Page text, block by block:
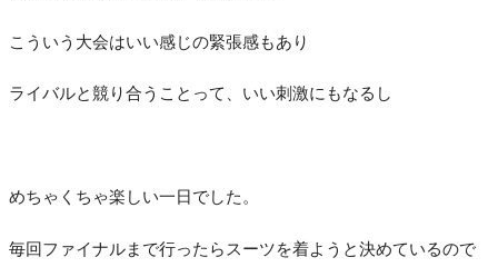
こういう大会はいい感じの緊張感もあり
ライバルと競り合うことって、いい刺激にもなるし
めちゃくちゃ楽しい一日でした。
毎回ファイナルまで行ったらスーツを着ようと決めているので